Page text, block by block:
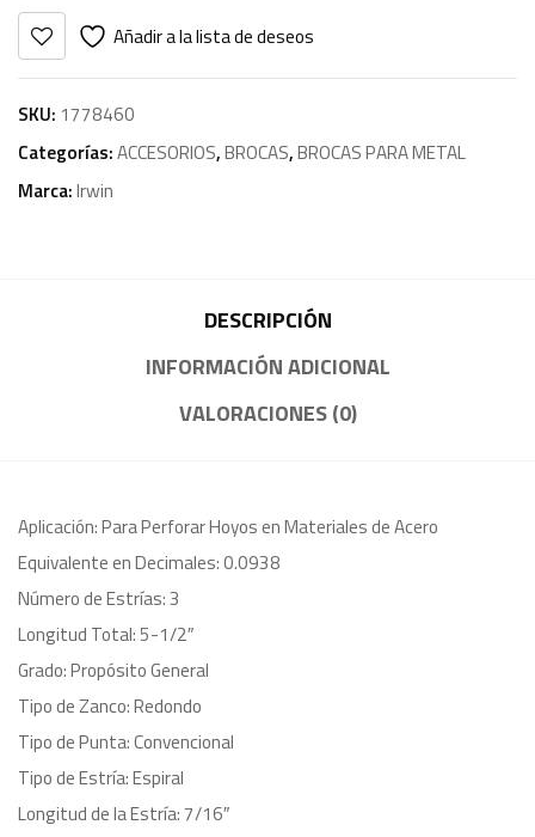
Añadir a la lista de deseos
SKU: 1778460
Categorías:ACCESORIOS,BROCAS,BROCAS PARA METAL
Marca:Irwin
DESCRIPCIÓN
INFORMACIÓN ADICIONAL
VALORACIONES (0)
Aplicación: Para Perforar Hoyos en Materiales de Acero
Equivalente en Decimales: 0.0938
Número de Estrías: 3
Longitud Total: 5-1/2″
Grado: Propósito General
Tipo de Zanco: Redondo
Tipo de Punta: Convencional
Tipo de Estría: Espiral
Longitud de la Estría: 7/16″